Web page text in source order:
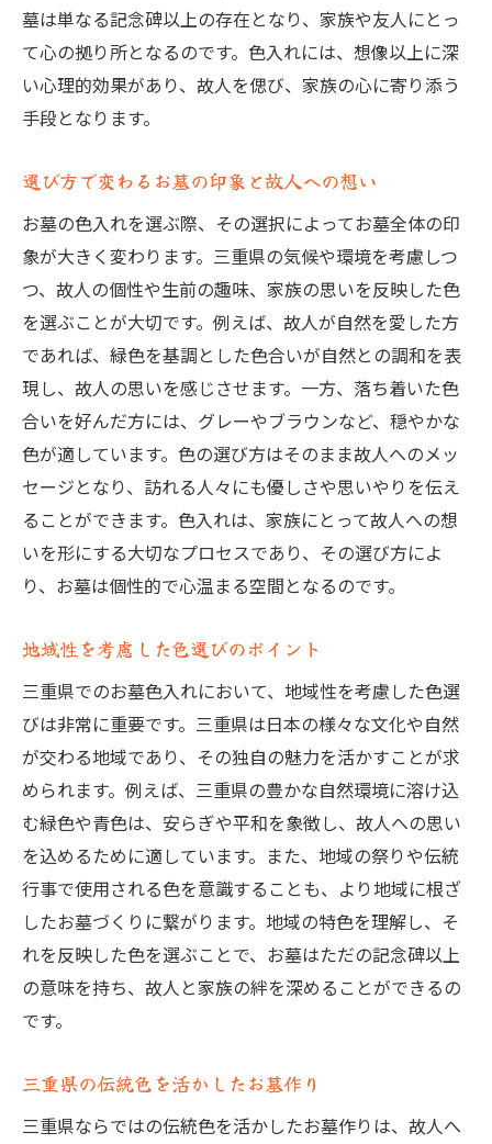
三重県の自然環境と色の相性
色褪せに強い色選びの重要性
自然災害に備えた色入れの工夫
持続可能な色入れを実現するために
法
故人の思い出を色に込める方法
心のつながりを強調する色入れ
家族の意向を反映した色選び
感情を表現する色の活用法
三重県ならではのお墓参り文化と色入れ
故人の人生を彩る色選びの提案
色選びがもたらす三重県でのお墓の持続的美し
さ
長持ちする色入れの秘訣
美しさを保つためのメンテナンス方法
時代を超えて愛される色選び
耐久性に優れた色入れの選択肢
美しさを引き出す色の組み合わせ
訪れる人々を魅了する色入れの実例
三重県の地域性を反映したお墓色入れの魅力
地域らしさを感じる色入れの実践
三重県の風土が育んだ色の選び方
地域の伝統芸術を取り入れた色入れ
訪れる人に感動を与える色合い
地域文化と調和した色入れの魅力
三重県独自の色入れ事例紹介
色入れのプロセスとその重要性
専門家が語る色の選び方のヒント
墓は単なる記念碑以上の存在となり、家族や友人にとっ
て心の拠り所となるのです。色入れには、想像以上に深
い心理的効果があり、故人を偲び、家族の心に寄り添う
手段となります。
選び方で変わるお墓の印象と故人への想い
お墓の色入れを選ぶ際、その選択によってお墓全体の印
象が大きく変わります。三重県の気候や環境を考慮しつ
つ、故人の個性や生前の趣味、家族の思いを反映した色
を選ぶことが大切です。例えば、故人が自然を愛した方
であれば、緑色を基調とした色合いが自然との調和を表
現し、故人の思いを感じさせます。一方、落ち着いた色
合いを好んだ方には、グレーやブラウンなど、穏やかな
色が適しています。色の選び方はそのまま故人へのメッ
セージとなり、訪れる人々にも優しさや思いやりを伝え
ることができます。色入れは、家族にとって故人への想
いを形にする大切なプロセスであり、その選び方によ
り、お墓は個性的で心温まる空間となるのです。
地域性を考慮した色選びのポイント
三重県でのお墓色入れにおいて、地域性を考慮した色選
びは非常に重要です。三重県は日本の様々な文化や自然
が交わる地域であり、その独自の魅力を活かすことが求
められます。例えば、三重県の豊かな自然環境に溶け込
む緑色や青色は、安らぎや平和を象徴し、故人への思い
を込めるために適しています。また、地域の祭りや伝統
行事で使用される色を意識することも、より地域に根ざ
したお墓づくりに繋がります。地域の特色を理解し、そ
れを反映した色を選ぶことで、お墓はただの記念碑以上
の意味を持ち、故人と家族の絆を深めることができるの
です。
三重県の伝統色を活かしたお墓作り
三重県ならではの伝統色を活かしたお墓作りは、故人へ